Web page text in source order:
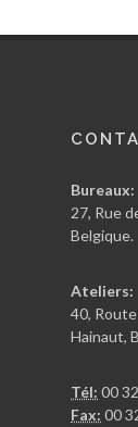
Bureaux:
27, Rue
Belgique.
Ateliers:
40,
Hainaut,
Tél: 00
Fax: 00